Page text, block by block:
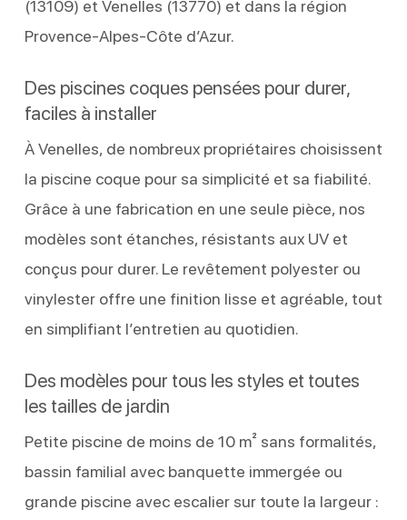
(13109) et Venelles (13770) et dans la région
Provence-Alpes-Côte d’Azur.
Des piscines coques pensées pour durer,
faciles à installer
À Venelles, de nombreux propriétaires choisissent
la piscine coque pour sa simplicité et sa fiabilité.
Grâce à une fabrication en une seule pièce, nos
modèles sont étanches, résistants aux UV et
conçus pour durer. Le revêtement polyester ou
vinylester offre une finition lisse et agréable, tout
en simplifiant l’entretien au quotidien.
Des modèles pour tous les styles et toutes
les tailles de jardin
Petite piscine de moins de 10 m² sans formalités,
bassin familial avec banquette immergée ou
grande piscine avec escalier sur toute la largeur :